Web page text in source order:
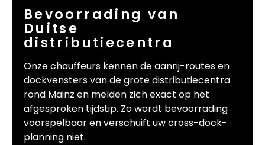
Bevoorrading van
Duitse
distributiecentra
Onze chauffeurs kennen de aanrij-routes en
dockvensters van de grote distributiecentra
rond Mainz en melden zich exact op het
afgesproken tijdstip. Zo wordt bevoorrading
voorspelbaar en verschuift uw cross-dock-
planning niet.